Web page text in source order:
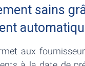
sains
aux